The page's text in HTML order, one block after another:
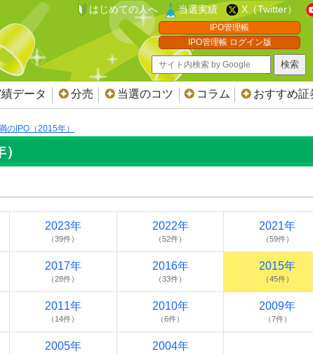
はじめての人へ 当選実績 X（Twitter）
IPO管理帳
IPO管理帳 ログイン版
データ 分売 当選のコツ コラム おすすめ証
のIPO（2015年）
2023年
（39件）
2022年
（52件）
2021年
（59件）
2017年
（28件）
2016年
（33件）
2015年
（45件）
2011年
（14件）
2010年
（6件）
2009年
（7件）
2005年 2004年